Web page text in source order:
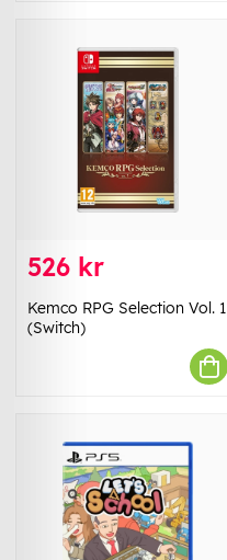
526 kr
Kemco RPG Selection Vol. 1
(Switch)